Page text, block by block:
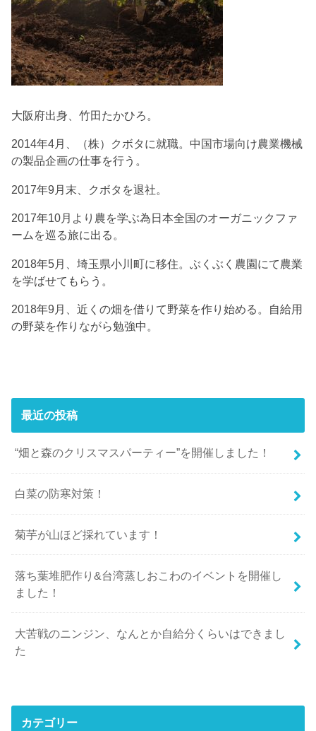
大阪府出身、竹田たかひろ。
2014年4月、（株）クボタに就職。中国市場向け農業機械
の製品企画の仕事を行う。
2017年9月末、クボタを退社。
2017年10月より農を学ぶ為日本全国のオーガニックファ
ームを巡る旅に出る。
2018年5月、埼玉県小川町に移住。ぶくぶく農園にて農業
を学ばせてもらう。
2018年9月、近くの畑を借りて野菜を作り始める。自給用
の野菜を作りながら勉強中。
最近の投稿
“畑と森のクリスマスパーティー”を開催しました！
白菜の防寒対策！
菊芋が山ほど採れています！
落ち葉堆肥作り&台湾蒸しおこわのイベントを開催し
ました！
大苦戦のニンジン、なんとか自給分くらいはできまし
た
カテゴリー